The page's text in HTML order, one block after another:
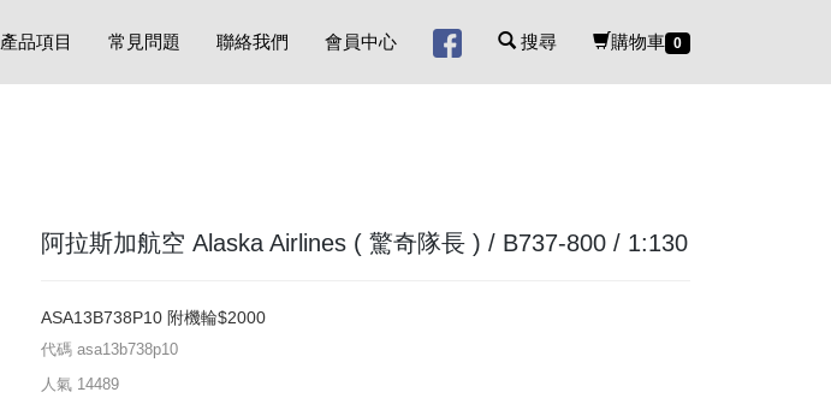
產品項目 常見問題 聯絡我們 會員中心 搜尋 購物車 0
阿拉斯加航空 Alaska Airlines ( 驚奇隊長 ) / B737-800 / 1:130
ASA13B738P10 附機輪$2000
代碼 asa13b738p10
人氣 14489